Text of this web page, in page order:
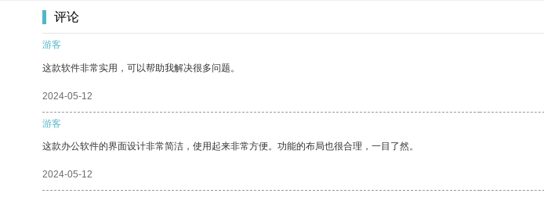
评论
游客
这款软件非常实用，可以帮助我解决很多问题。
2024-05-12
游客
这款办公软件的界面设计非常简洁，使用起来非常方便。功能的布局也很合理，一目了然。
2024-05-12